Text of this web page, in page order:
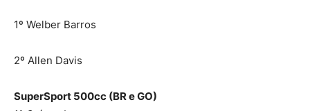
1º Welber Barros
2º Allen Davis
SuperSport 500cc (BR e GO)